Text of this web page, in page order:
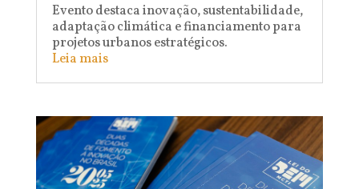
Evento destaca inovação, sustentabilidade,
adaptação climática e financiamento para
projetos urbanos estratégicos.
Leia mais